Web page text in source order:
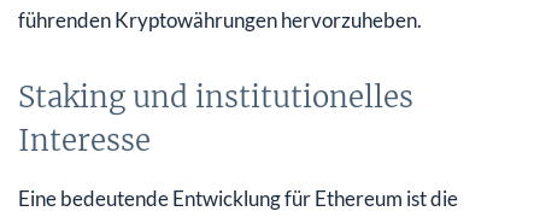
führenden Kryptowährungen hervorzuheben.
Staking und institutionelles
Interesse
Eine bedeutende Entwicklung für Ethereum ist die